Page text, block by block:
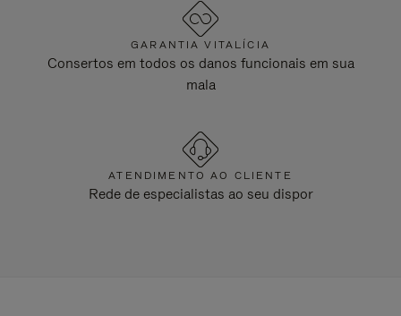
GARANTIA VITALÍCIA
Consertos em todos os danos funcionais em sua
mala
ATENDIMENTO AO CLIENTE
Rede de especialistas ao seu dispor